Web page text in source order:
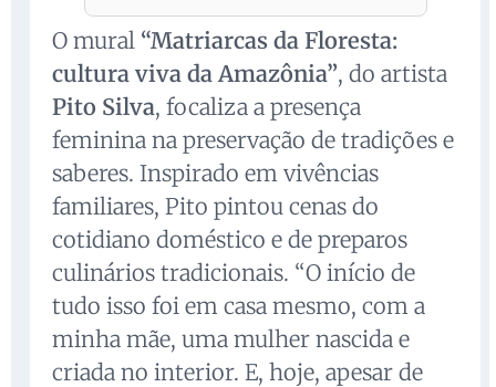
O mural “Matriarcas da Floresta:
cultura viva da Amazônia”, do artista
Pito Silva, focaliza a presença
feminina na preservação de tradições e
saberes. Inspirado em vivências
familiares, Pito pintou cenas do
cotidiano doméstico e de preparos
culinários tradicionais. “O início de
tudo isso foi em casa mesmo, com a
minha mãe, uma mulher nascida e
criada no interior. E, hoje, apesar de